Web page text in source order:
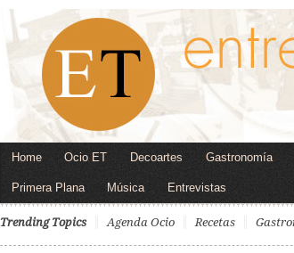
Home Ocio ET Decoartes Gastronomía
Primera Plana Música Entrevistas
Trending Topics Agenda Ocio Recetas